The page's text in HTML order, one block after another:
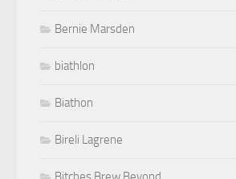
Bernie Marsden
biathlon
Biathon
Bireli Lagrene